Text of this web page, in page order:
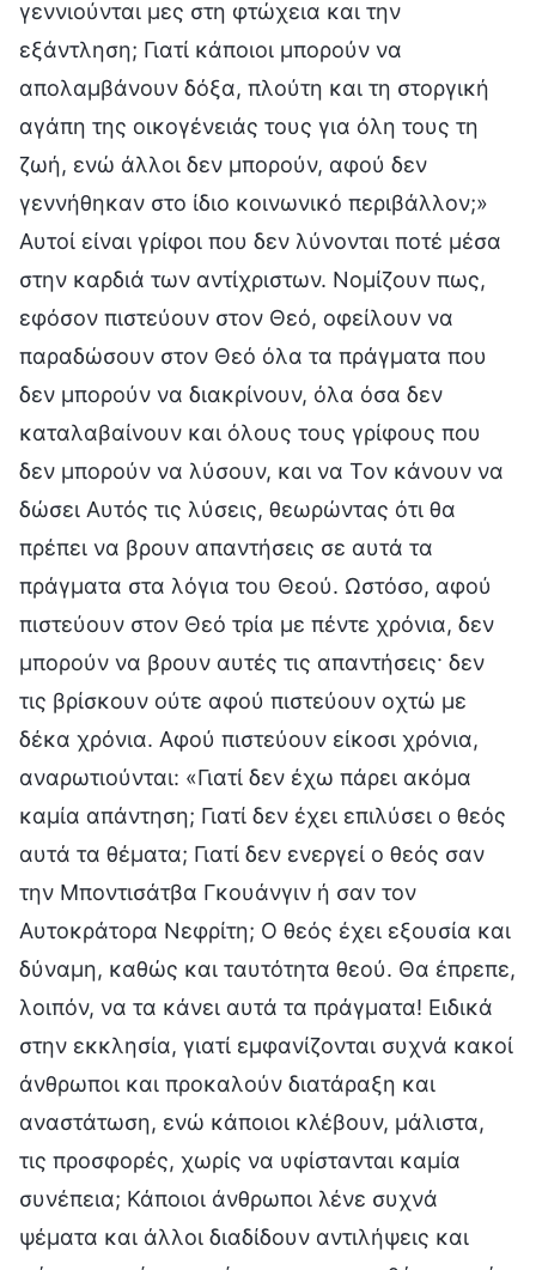
γεννιούνται μες στη φτώχεια και την
εξάντληση; Γιατί κάποιοι μπορούν να
απολαμβάνουν δόξα, πλούτη και τη στοργική
αγάπη της οικογένειάς τους για όλη τους τη
ζωή, ενώ άλλοι δεν μπορούν, αφού δεν
γεννήθηκαν στο ίδιο κοινωνικό περιβάλλον;»
Αυτοί είναι γρίφοι που δεν λύνονται ποτέ μέσα
στην καρδιά των αντίχριστων. Νομίζουν πως,
εφόσον πιστεύουν στον Θεό, οφείλουν να
παραδώσουν στον Θεό όλα τα πράγματα που
δεν μπορούν να διακρίνουν, όλα όσα δεν
καταλαβαίνουν και όλους τους γρίφους που
δεν μπορούν να λύσουν, και να Τον κάνουν να
δώσει Αυτός τις λύσεις, θεωρώντας ότι θα
πρέπει να βρουν απαντήσεις σε αυτά τα
πράγματα στα λόγια του Θεού. Ωστόσο, αφού
πιστεύουν στον Θεό τρία με πέντε χρόνια, δεν
μπορούν να βρουν αυτές τις απαντήσεις· δεν
τις βρίσκουν ούτε αφού πιστεύουν οχτώ με
δέκα χρόνια. Αφού πιστεύουν είκοσι χρόνια,
αναρωτιούνται: «Γιατί δεν έχω πάρει ακόμα
καμία απάντηση; Γιατί δεν έχει επιλύσει ο θεός
αυτά τα θέματα; Γιατί δεν ενεργεί ο θεός σαν
την Μποντισάτβα Γκουάνγιν ή σαν τον
Αυτοκράτορα Νεφρίτη; Ο θεός έχει εξουσία και
δύναμη, καθώς και ταυτότητα θεού. Θα έπρεπε,
λοιπόν, να τα κάνει αυτά τα πράγματα! Ειδικά
στην εκκλησία, γιατί εμφανίζονται συχνά κακοί
άνθρωποι και προκαλούν διατάραξη και
αναστάτωση, ενώ κάποιοι κλέβουν, μάλιστα,
τις προσφορές, χωρίς να υφίστανται καμία
συνέπεια; Κάποιοι άνθρωποι λένε συχνά
ψέματα και άλλοι διαδίδουν αντιλήψεις και